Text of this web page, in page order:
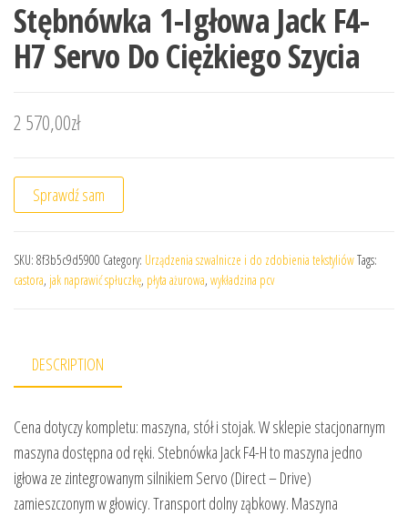
Stębnówka 1-Igłowa Jack F4-
H7 Servo Do Ciężkiego Szycia
2 570,00zł
Sprawdź sam
SKU: 8f3b5c9d5900 Category: Urządzenia szwalnicze i do zdobienia tekstyliówTags:
castora, jak naprawić spłuczkę, płyta ażurowa, wykładzina pcv
DESCRIPTION
Cena dotyczy kompletu: maszyna, stół i stojak. W sklepie stacjonarnym
maszyna dostępna od ręki. Stebnówka Jack F4-H to maszyna jedno
igłowa ze zintegrowanym silnikiem Servo (Direct – Drive)
zamieszczonym w głowicy. Transport dolny ząbkowy. Maszyna